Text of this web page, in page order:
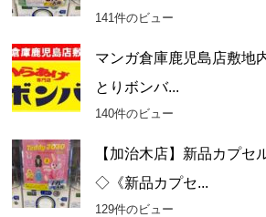
141件のビュー
マンガ倉庫鹿児島店敷
とりボンバ...
140件のビュー
【加治木店】新品カプセ
◇《新品カプセ...
129件のビュー